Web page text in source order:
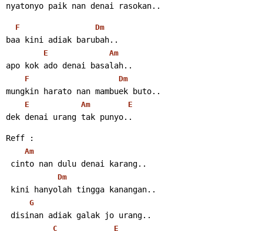
nyatonyo paik nan denai rasokan..
F Dm
baa kini adiak barubah..
E Am
apo kok ado denai basalah..
F Dm
mungkin harato nan mambuek buto..
E Am E
dek denai urang tak punyo..
Reff :
Am
cinto nan dulu denai karang..
Dm
kini hanyolah tingga kanangan..
G
disinan adiak galak jo urang..
C E